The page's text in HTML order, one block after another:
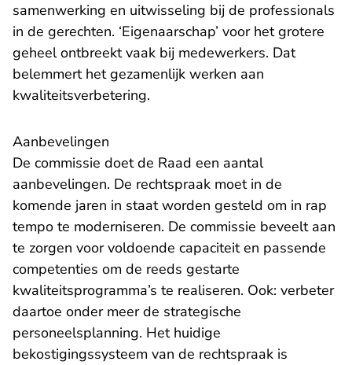
samenwerking en uitwisseling bij de professionals
in de gerechten. ‘Eigenaarschap’ voor het grotere
geheel ontbreekt vaak bij medewerkers. Dat
belemmert het gezamenlijk werken aan
kwaliteitsverbetering.
Aanbevelingen
De commissie doet de Raad een aantal
aanbevelingen. De rechtspraak moet in de
komende jaren in staat worden gesteld om in rap
tempo te moderniseren. De commissie beveelt aan
te zorgen voor voldoende capaciteit en passende
competenties om de reeds gestarte
kwaliteitsprogramma’s te realiseren. Ook: verbeter
daartoe onder meer de strategische
personeelsplanning. Het huidige
bekostigingssysteem van de rechtspraak is